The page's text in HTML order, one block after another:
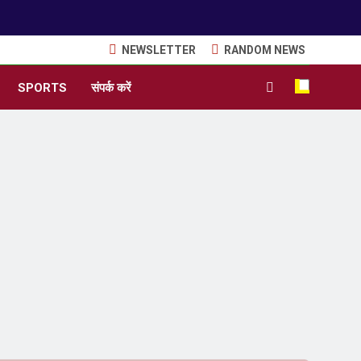
NEWSLETTER RANDOM NEWS
SPORTS संपर्क करें